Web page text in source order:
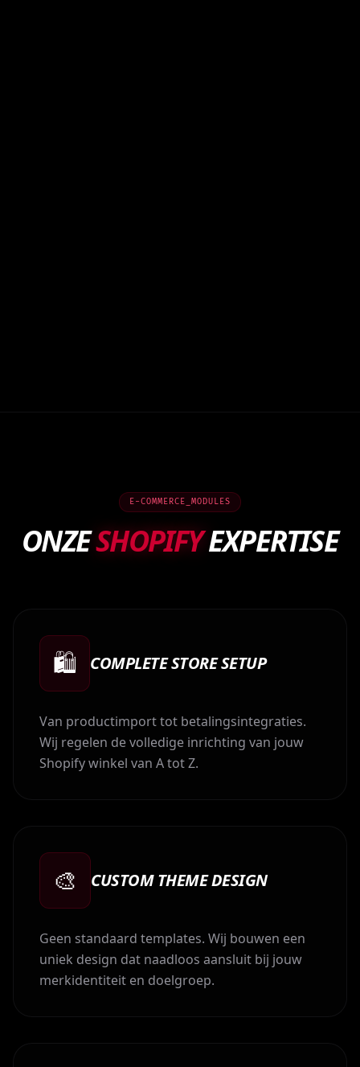
E-COMMERCE_MODULES
ONZESHOPIFYEXPERTISE
🛍️ COMPLETE STORE SETUP
Van productimport tot betalingsintegraties.
Wij regelen de volledige inrichting van jouw
Shopify winkel van A tot Z.
🎨 CUSTOM THEME DESIGN
Geen standaard templates. Wij bouwen een
uniek design dat naadloos aansluit bij jouw
merkidentiteit en doelgroep.